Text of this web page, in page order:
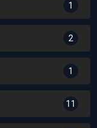
1
2
1
11